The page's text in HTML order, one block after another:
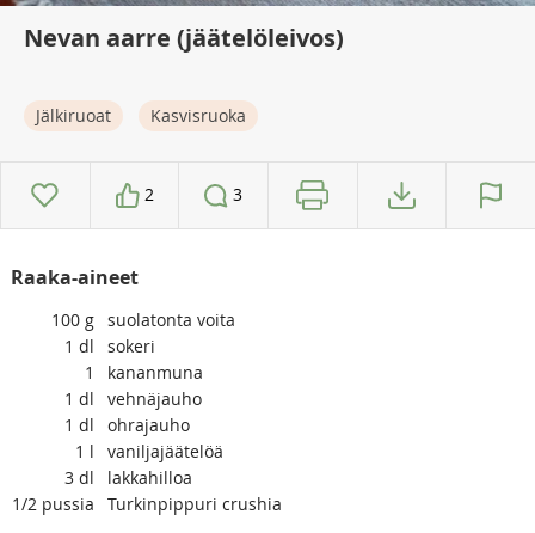
Nevan aarre (jäätelöleivos)
Jälkiruoat Kasvisruoka
2 3
Raaka-aineet
100 g suolatonta voita
1 dl
sokeri
1
kananmuna
1 dl
vehnäjauho
1 dl
ohrajauho
1 l
vaniljajäätelöä
3 dl
lakkahilloa
1/2 pussia Turkinpippuri crushia